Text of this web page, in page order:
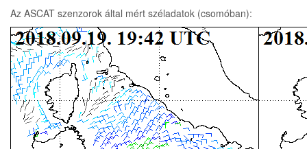
Az ASCAT szenzorok által mért széladatok (csomóban):